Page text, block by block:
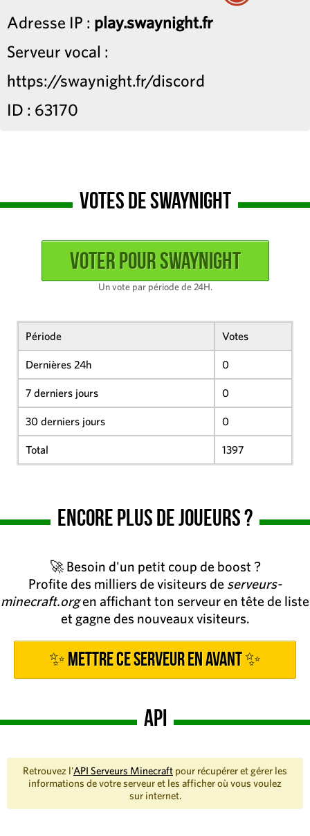
Adresse IP : play.swaynight.fr
Serveur vocal :
https://swaynight.fr/discord
ID : 63170
Votes de SwayNight
Un vote par période de 24H.
Période Votes
Dernières 24h 0
7 derniers jours 0
30 derniers jours 0
Total 1397
Encore plus de joueurs ?
🚀 Besoin d'un petit coup de boost ?
Profite des milliers de visiteurs de serveurs-
minecraft.orgen affichant ton serveur en tête de liste
et gagne des nouveaux visiteurs.
✨ Mettre ce serveur en avant ✨
API
Retrouvez l'API Serveurs Minecraft pour récupérer et gérer les
informations de votre serveur et les afficher où vous voulez
sur internet.